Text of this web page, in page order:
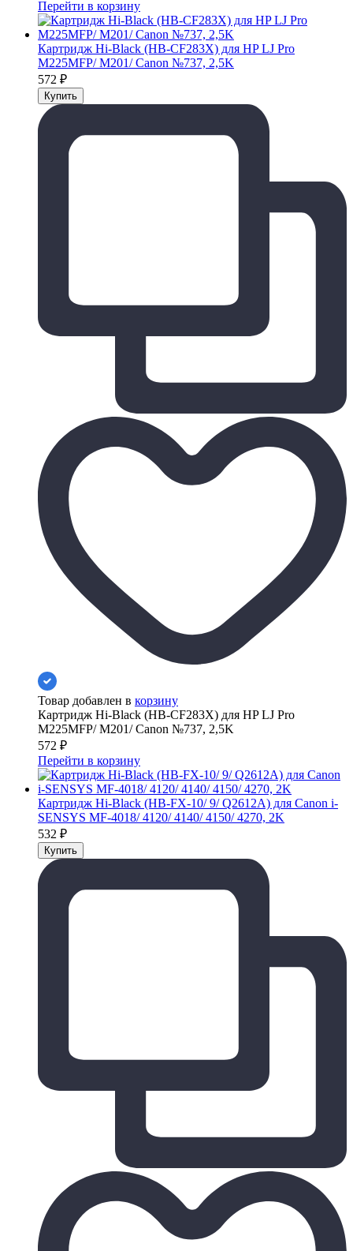
Перейти в корзину
Картридж Hi-Black (HB-CF283X) для HP LJ Pro
M225MFP/ M201/ Canon №737, 2,5K
572 ₽
Товар добавлен в корзину
Картридж Hi-Black (HB-CF283X) для HP LJ Pro
M225MFP/ M201/ Canon №737, 2,5K
572 ₽
Перейти в корзину
Картридж Hi-Black (HB-FX-10/ 9/ Q2612A) для Canon i-
SENSYS MF-4018/ 4120/ 4140/ 4150/ 4270, 2K
532 ₽